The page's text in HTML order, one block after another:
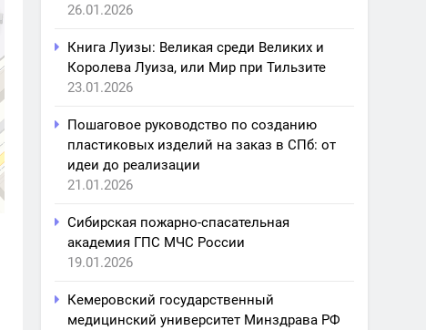
26.01.2026
Книга Луизы: Великая среди Великих и
Королева Луиза, или Мир при Тильзите
23.01.2026
Пошаговое руководство по созданию
пластиковых изделий на заказ в СПб: от
идеи до реализации
21.01.2026
Сибирская пожарно-спасательная
академия ГПС МЧС России
19.01.2026
Кемеровский государственный
медицинский университет Минздрава РФ